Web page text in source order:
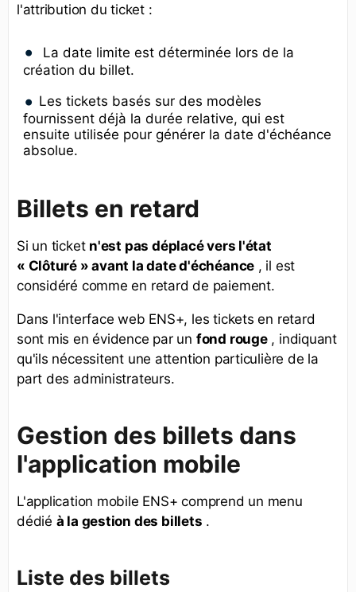
l'attribution du ticket :
La date limite est déterminée lors de la
création du billet.
Les tickets basés sur des modèles
fournissent déjà la durée relative, qui est
ensuite utilisée pour générer la date d'échéance
absolue.
Billets en retard
Si un ticket n'est pas déplacé vers l'état
« Clôturé » avant la date d'échéance , il est
considéré comme en retard de paiement.
Dans l'interface web ENS+, les tickets en retard
sont mis en évidence par un fond rouge, indiquant
qu'ils nécessitent une attention particulière de la
part des administrateurs.
Gestion des billets dans
l'application mobile
L'application mobile ENS+ comprend un menu
dédié à la gestion des billets .
Liste des billets